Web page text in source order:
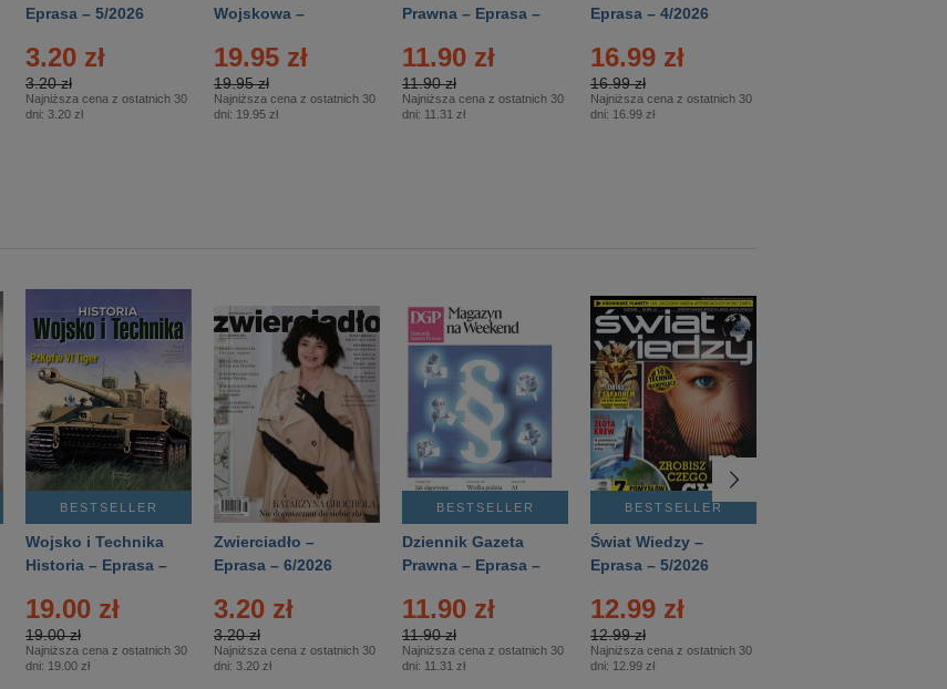
Eprasa – 5/2026
3.20 zł
3.20 zł
Najniższa cena z ostatnich 30
dni: 3.20 zł
Wojskowa –
19.95 zł
19.95 zł
Najniższa cena z ostatnich 30
dni: 19.95 zł
Prawna – Eprasa –
11.90 zł
11.90 zł
Najniższa cena z ostatnich 30
dni: 11.31 zł
Eprasa – 4/2026
16.99 zł
16.99 zł
Najniższa cena z ostatnich 30
dni: 16.99 zł
BESTSELLER
Wojsko i Technika
Historia – Eprasa –
19.00 zł
19.00 zł
Najniższa cena z ostatnich 30
dni: 19.00 zł
Zwierciadło –
Eprasa – 6/2026
3.20 zł
3.20 zł
Najniższa cena z ostatnich 30
dni: 3.20 zł
BESTSELLER
Dziennik Gazeta
Prawna – Eprasa –
11.90 zł
11.90 zł
Najniższa cena z ostatnich 30
dni: 11.31 zł
BESTSELLER
Świat Wiedzy –
Eprasa – 5/2026
12.99 zł
12.99 zł
Najniższa cena z ostatnich 30
dni: 12.99 zł